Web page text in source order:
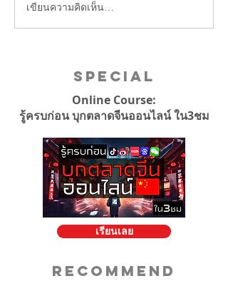
เขียนความคิดเห็น…
Special
Online Course:
รู้ครบก่อน บุกตลาดจีนออนไลน์ ใน3ชม
เรียนเลย
Recommend